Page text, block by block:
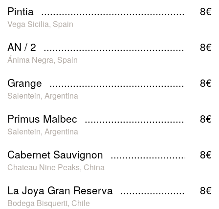
Pintia 8€
Vega Sicilia, Spain
AN / 2 8€
Ánima Negra, Spain
Grange 8€
Salentein, Argentina
Primus Malbec 8€
Salentein, Argentina
Cabernet Sauvignon 8€
Chateau Nine Peaks, China
La Joya Gran Reserva 8€
Bodega Bisquertt, Chile